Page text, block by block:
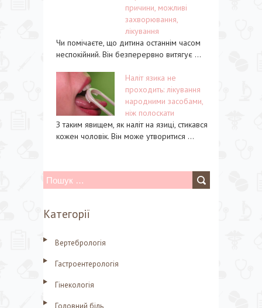
причини, можливі
захворювання,
лікування
Чи помічаєте, що дитина останнім часом
неспокійний. Він безперервно витягує ...
Наліт язика не
проходить: лікування
народними засобами,
ніж полоскати
З таким явищем, як наліт на язиці, стикався
кожен чоловік. Він може утворитися ...
П
ш
Категорії
Вертебрологія
Гастроентерологія
Гінекологія
Головний біль